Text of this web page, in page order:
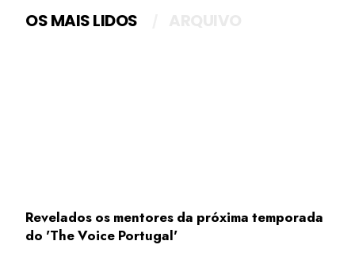
OS MAIS LIDOS
Revelados os mentores da próxima temporada
do 'The Voice Portugal'